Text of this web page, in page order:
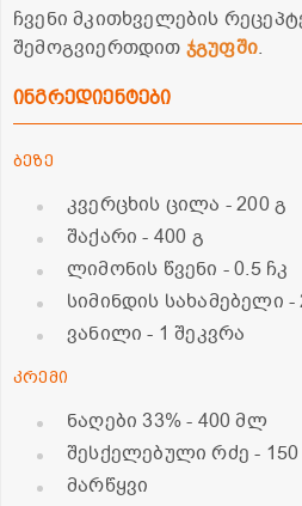
ჩვენი მკითხველების
შემოგვიერთდით ჯგუფში.
ინგრედიენტები
ბეზე
კვერცხის ცილა - 200 გ
შაქარი- 400 გ
ლიმონის წვენი - 0.5 ჩკ
სიმინდის სახამებელი -
ვანილი- 1 შეკვრა
კრემი
ნაღები 33%- 400 მლ
შესქელებული რძე-
მარწყვი